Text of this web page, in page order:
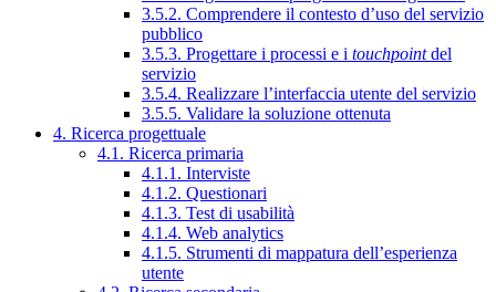
3.5.2. Comprendere il contesto d’uso del servizio
pubblico
3.5.3. Progettare i processi e i touchpointdel
servizio
3.5.4. Realizzare l’interfaccia utente del servizio
3.5.5. Validare la soluzione ottenuta
4. Ricerca progettuale
4.1. Ricerca primaria
4.1.1. Interviste
4.1.2. Questionari
4.1.3. Test di usabilità
4.1.4. Web analytics
4.1.5. Strumenti di mappatura dell’esperienza
utente